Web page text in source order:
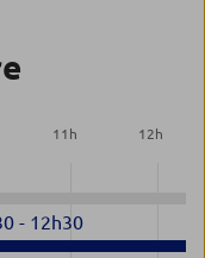
11 h 12h
- 12h30